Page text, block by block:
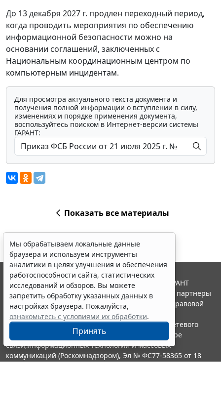
До 13 декабря 2027 г. продлен переходный период,
когда проводить мероприятия по обеспечению
информационной безопасности можно на
основании соглашений, заключенных с
Национальным координационным центром по
компьютерным инцидентам.
Для просмотра актуального текста документа и
получения полной информации о вступлении в силу,
изменениях и порядке применения документа,
воспользуйтесь поиском в Интернет-версии системы
ГАРАНТ:
Показать все материалы
Мы обрабатываем локальные данные
браузера и используем инструменты
аналитики в целях улучшения и обеспечения
работоспособности сайта, статистических
исследований и обзоров. Вы можете
запретить обработку указанных данных в
настройках браузера. Пожалуйста,
ознакомьтесь с условиями их обработки.
Принять
© ООО "НПП "ГАРАНТ-СЕРВИС", 2026. Система ГАРАНТ
выпускается с 1990 года. Компания "Гарант" и ее партнеры
являются участниками Российской ассоциации правовой
информации ГАРАНТ.
Портал ГАРАНТ.РУ зарегистрирован в качестве сетевого
издания Федеральной службой по надзору в сфере
связи,информационных технологий и массовых
коммуникаций (Роскомнадзором), Эл № ФС77-58365 от 18